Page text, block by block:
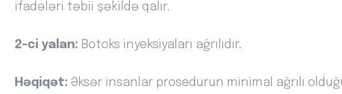
ifadələri təbii şəkildə qalır.
2-ci yalan: Botoks inyeksiyaları ağrılıdır.
Həqiqət: Əksər insanlar prosedurun minimal ağrılı